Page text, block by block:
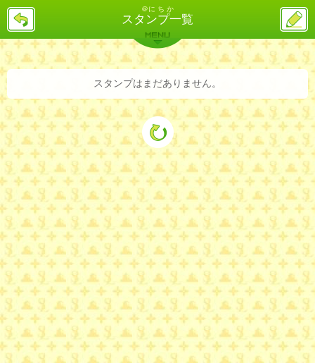
＠に ち か
スタンプ一覧
戻
ス
投
稿
バックナンバー 詳細検索 ランキング
MENU
スタンプはまだありません。